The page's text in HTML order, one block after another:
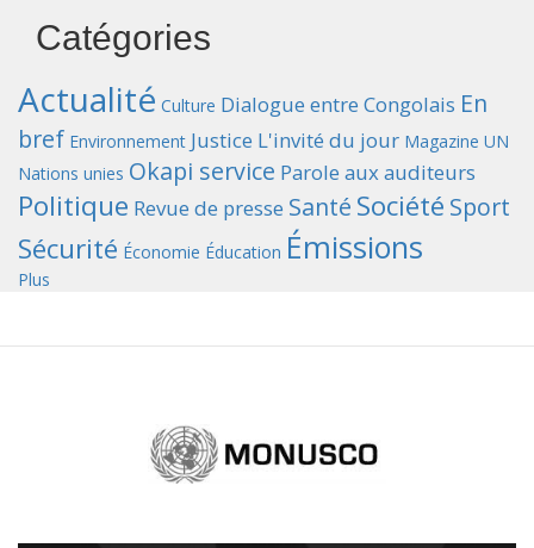
Catégories
Actualité Culture Dialogue entre Congolais En
bref Environnement Justice L'invité du jour Magazine UN
Nations unies Okapi service Parole aux auditeurs
Politique Revue de presse Santé Société Sport
Sécurité Économie Éducation Émissions
Plus